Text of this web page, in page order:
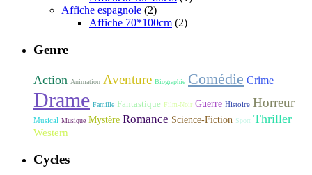
Affiche espagnole (2)
Affiche 70*100cm (2)
Genre
Action Animation Aventure Biographie Comédie Crime
Drame Famille Fantastique Film-Noir Guerre Histoire Horreur
Musical Musique Mystère Romance Science-Fiction Sport Thriller
Western
Cycles